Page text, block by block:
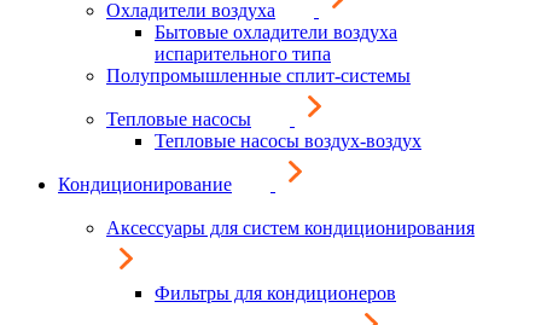
Охладители воздуха
Бытовые охладители воздуха
испарительного типа
Полупромышленные сплит-системы
Тепловые насосы
Тепловые насосы воздух-воздух
Кондиционирование
Аксессуары для систем кондиционирования
Фильтры для кондиционеров